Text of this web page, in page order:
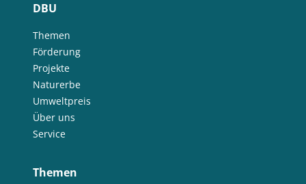
DBU
Themen
Förderung
Projekte
Naturerbe
Umweltpreis
Über uns
Service
Themen